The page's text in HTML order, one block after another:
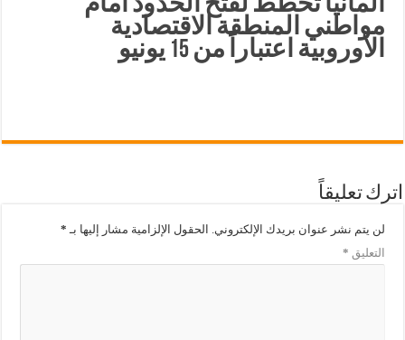
ألمانيا تخطط لفتح الحدود أمام
مواطني المنطقة الاقتصادية
الأوروبية اعتباراً من 15 يونيو
اترك تعليقاً
لن يتم نشر عنوان بريدك الإلكتروني. الحقول الإلزامية مشار إليها بـ *
التعليق *